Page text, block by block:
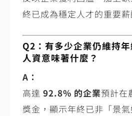
終已成為穩定人才的重要薪
Q2：有多少企業仍維持
人資意味著什麼？
A：
高達 92.8% 的企業預計在
獎金，顯示年終已非「景